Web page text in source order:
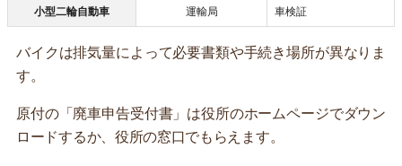
小型二輪自動車 運輸局 車検証
バイクは排気量によって必要書類や手続き場所が異なりま
す。
原付の「廃車申告受付書」は役所のホームページでダウン
ロードするか、役所の窓口でもらえます。